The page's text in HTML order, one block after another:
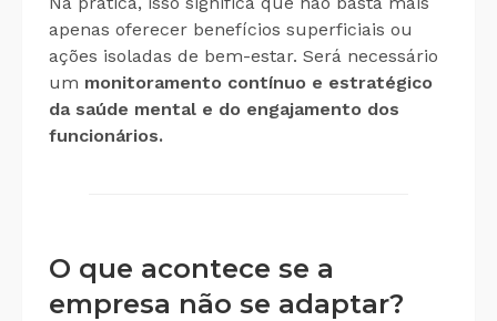
apenas oferecer benefícios superficiais ou
ações isoladas de bem-estar. Será necessário
um monitoramento contínuo e estratégico
da saúde mental e do engajamento dos
funcionários.
O que acontece se a
empresa não se adaptar?